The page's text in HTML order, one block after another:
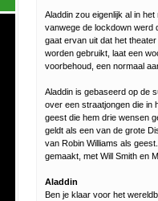
Aladdin zou eigenlijk al in
vanwege de lockdown werd
gaat ervan uit dat het
worden gebruikt, laat een
voorbehoud, een normaal
Aladdin is gebaseerd op de
over een straatjongen die in
geest die hem drie wensen
geldt als een van de grote
van Robin Williams als
gemaakt, met Will Smith en
Aladdin
Ben je klaar voor het